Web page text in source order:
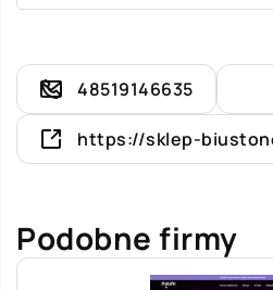
48519146635
https://sklep-
Podobne firmy